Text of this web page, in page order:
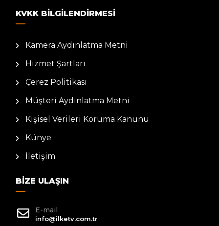
KVKK BILGILENDIRMESI
Kamera Aydınlatma Metni
Hizmet Şartları
Çerez Politikası
Müşteri Aydınlatma Metni
Kişisel Verileri Koruma Kanunu
Künye
İletişim
BIZE ULAŞIN
E-mail
info@ilketv.com.tr